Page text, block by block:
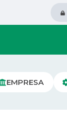
EMPRESA